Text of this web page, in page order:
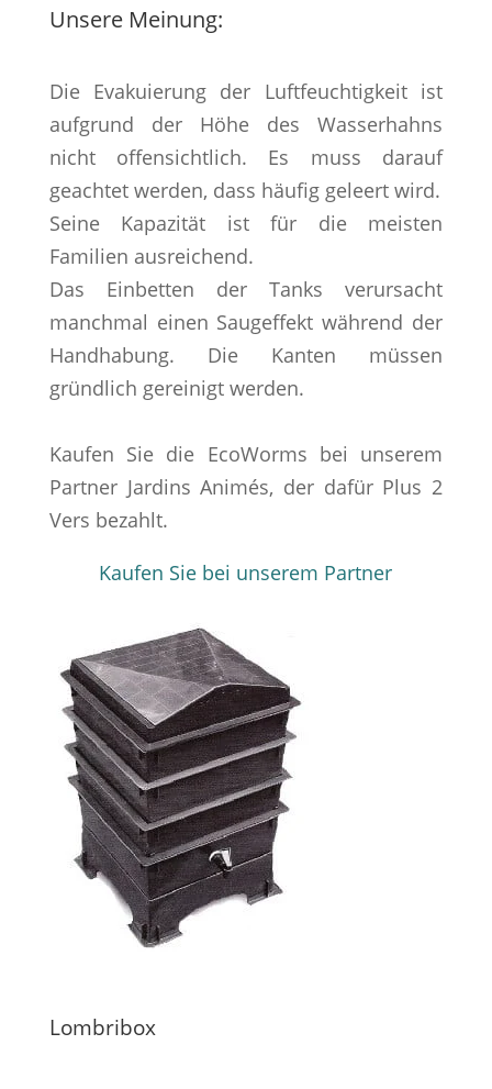
Unsere Meinung:
Die Evakuierung der Luftfeuchtigkeit ist
aufgrund der Höhe des Wasserhahns
nicht offensichtlich. Es muss darauf
geachtet werden, dass häufig geleert wird.
Seine Kapazität ist für die meisten
Familien ausreichend.
Das Einbetten der Tanks verursacht
manchmal einen Saugeffekt während der
Handhabung. Die Kanten müssen
gründlich gereinigt werden.
Kaufen Sie die EcoWorms bei unserem
Partner Jardins Animés, der dafür Plus 2
Vers bezahlt.
Kaufen Sie bei unserem Partner
Lombribox